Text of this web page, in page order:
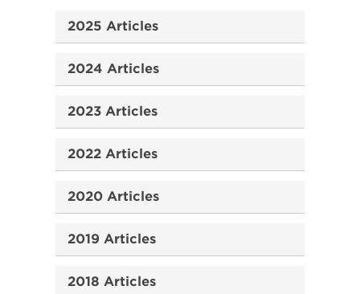
2025 Articles
2024 Articles
2023 Articles
2022 Articles
2020 Articles
2019 Articles
2018 Articles